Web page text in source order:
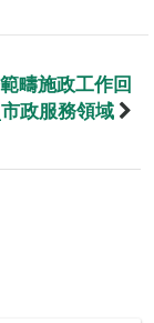
疇施政工作回
政服務領域